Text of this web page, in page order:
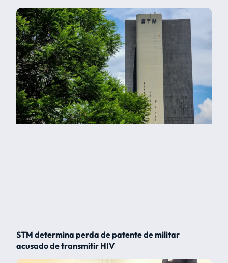
STM determina perda de patente de militar
acusado de transmitir HIV